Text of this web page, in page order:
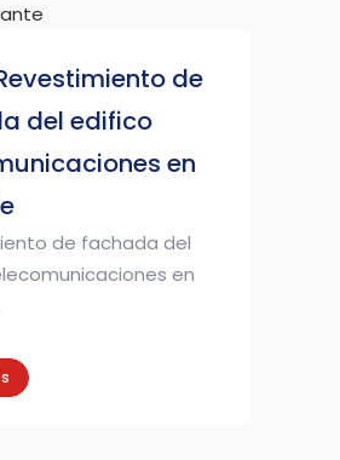
de
del edifico
en
de fachada del
en